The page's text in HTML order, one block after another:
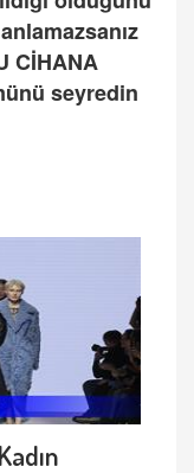
CİHANA
seyredin